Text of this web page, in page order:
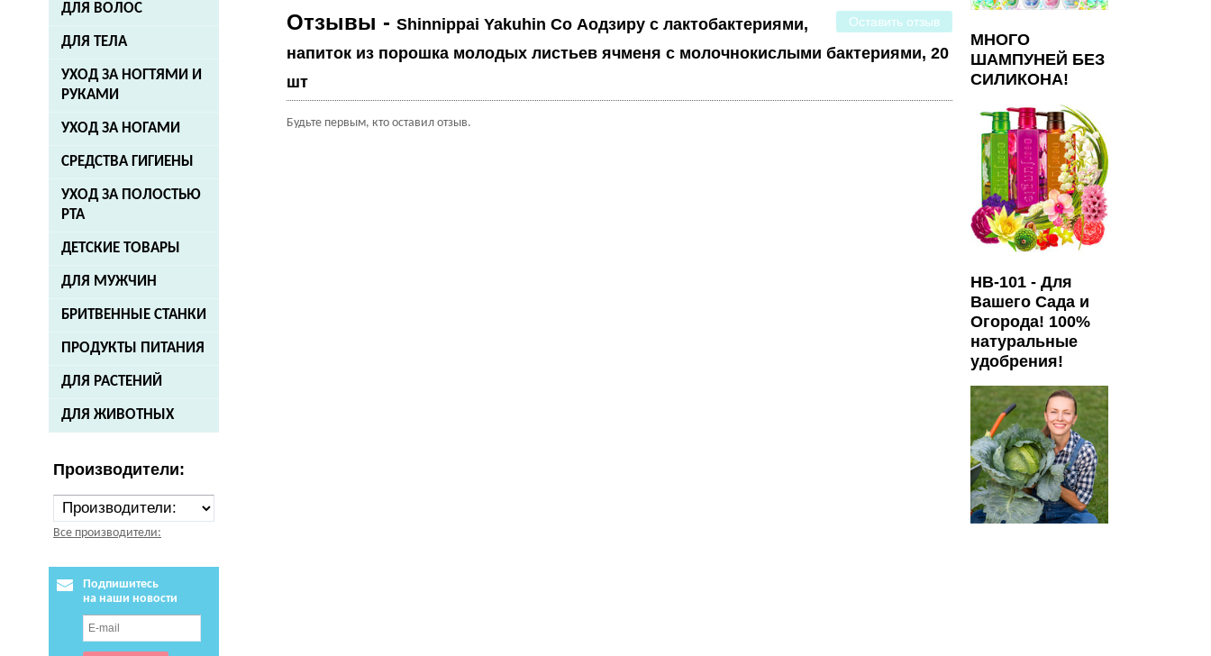
ДЛЯ ВОЛОС
ДЛЯ ТЕЛА
УХОД ЗА НОГТЯМИ И
РУКАМИ
УХОД ЗА НОГАМИ
СРЕДСТВА ГИГИЕНЫ
УХОД ЗА ПОЛОСТЬЮ
РТА
ДЕТСКИЕ ТОВАРЫ
ДЛЯ МУЖЧИН
БРИТВЕННЫЕ СТАНКИ
ПРОДУКТЫ ПИТАНИЯ
ДЛЯ РАСТЕНИЙ
ДЛЯ ЖИВОТНЫХ
Производители:
Все производители:
Подпишитесь
на наши новости
Оставить отзыв
Отзывы -Shinnippai Yakuhin Co Аодзиру с лактобактериями,
напиток из порошка молодых листьев ячменя с молочнокислыми бактериями, 20
шт
Будьте первым, кто оставил отзыв.
МНОГО
ШАМПУНЕЙ БЕЗ
СИЛИКОНА!
HB-101 - Для
Вашего Сада и
Огорода! 100%
натуральные
удобрения!